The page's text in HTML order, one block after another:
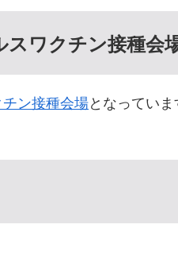
ワクチン接種会
ン接種会場となっていま